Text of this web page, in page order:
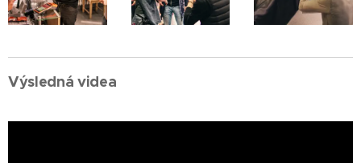
Výsledná videa